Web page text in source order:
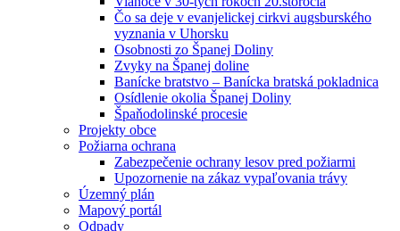
Čo sa deje v evanjelickej cirkvi augsburského
vyznania v Uhorsku
Osobnosti zo Španej Doliny
Zvyky na Španej doline
Banícke bratstvo – Banícka bratská pokladnica
Osídlenie okolia Španej Doliny
Špaňodolinské procesie
Projekty obce
Požiarna ochrana
Zabezpečenie ochrany lesov pred požiarmi
Upozornenie na zákaz vypaľovania trávy
Územný plán
Mapový portál
Odpady